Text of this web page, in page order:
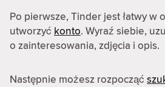
Po pierwsze, Tinder jest łatwy w
utworzyć konto. Wyraź siebie,
o zainteresowania, zdjęcia i opis.
Następnie możesz rozpocząć